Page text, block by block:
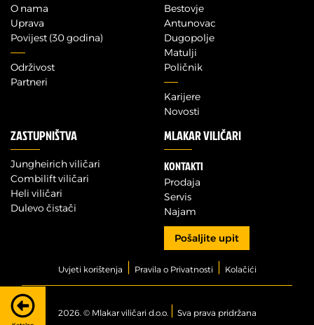
Upit za model
Zainteresirani ste za kupnju ili najam ovog modela?
Zatražite ponudu
O nama
Uprava
Povijest (30 godina)
Održivost
Partneri
Bestovje
Antunovac
Dugopolje
Matulji
Poličnik
Karijere
Novosti
ZASTUPNIŠTVA
Jungheirich viličari
Combilift viličari
Heli viličari
Dulevo čistači
MLAKAR VILIČARI
KONTAKTI
Prodaja
Servis
Najam
Pošaljite upit
Uvjeti korištenja Pravila o Privatnosti Kolačići
2026. © Mlakar viličari d.o.o. Sva prava pridržana